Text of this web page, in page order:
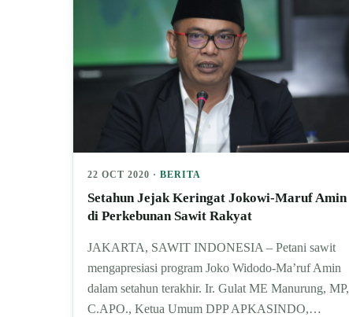
22 OCT 2020 · BERITA
Setahun Jejak Keringat Jokowi-Maruf Amin
di Perkebunan Sawit Rakyat
JAKARTA, SAWIT INDONESIA – Petani sawit
mengapresiasi program Joko Widodo-Ma’ruf Amin
dalam setahun terakhir. Ir. Gulat ME Manurung, MP,
C.APO., Ketua Umum DPP APKASINDO,…